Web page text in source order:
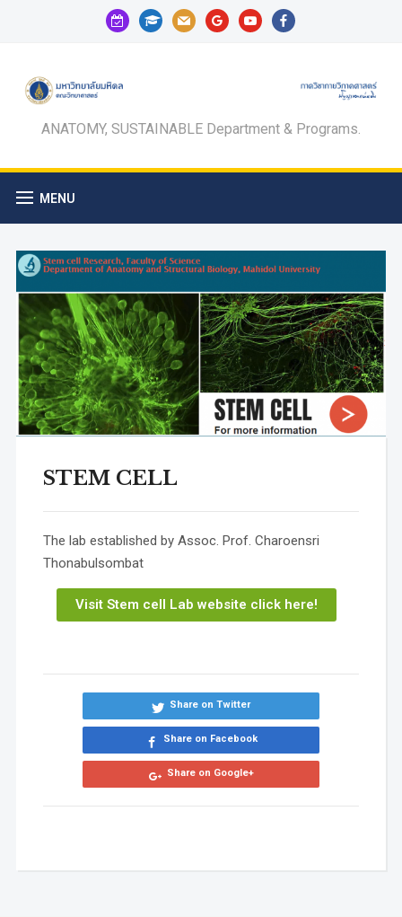
calendar-
check-
graduation-
cap
mail googleyoutubefacebook
ANATOMY, SUSTAINABLE Department & Programs.
MENU
STEM CELL
The lab established by Assoc. Prof. Charoensri
Thonabulsombat
Visit Stem cell Lab website click here!
Share on Twitter
Share on Facebook
Share on Google+